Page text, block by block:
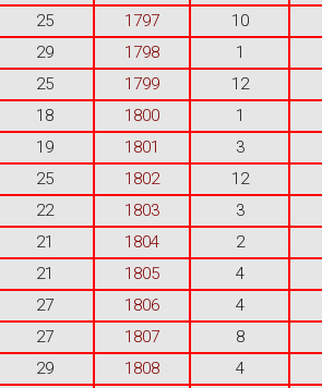
25 1797 10
29 1798 1
25 1799 12
18 1800 1
19 1801 3
25 1802 12
22 1803 3
21 1804 2
21 1805 4
27 1806 4
27 1807 8
29 1808 4